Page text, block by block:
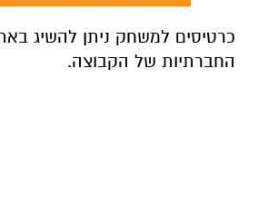
כרטיסים למשחק ניתן להשיג
החברתיות של הקבוצה.